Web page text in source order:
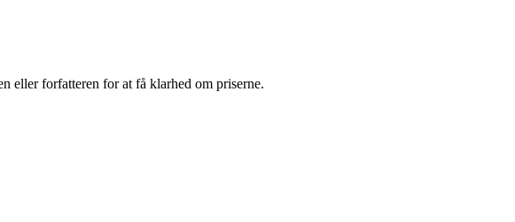
eller forfatteren for at få klarhed om priserne.